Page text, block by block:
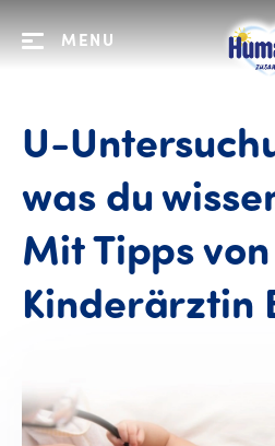
MENU
U-
was du
Mit Tipps von
Kinderärztin